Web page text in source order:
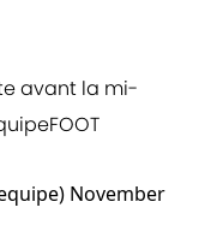
avant la mi-
November